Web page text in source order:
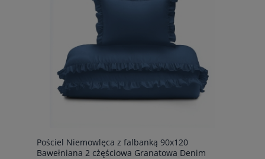
Pościel Niemowlęca z falbanką 90x120
Bawełniana 2 cżęściowa Granatowa Denim